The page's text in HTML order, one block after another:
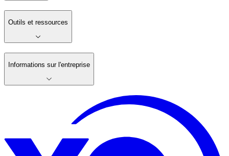
Outils et ressources
Informations sur l'entreprise